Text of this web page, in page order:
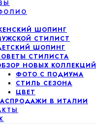
ШОПИНГ
СТИЛИСТ
ШОПИНГ
СТИЛИСТА
НОВЫХ КОЛЛЕКЦИЙ
ФОТО С ПОДИУМА
СТИЛЬ СЕЗОНА
ЦВЕТ
В ИТАЛИИ